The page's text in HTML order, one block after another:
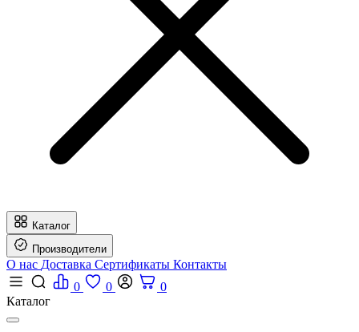
Каталог
Производители
О нас Доставка Сертификаты Контакты
0
0
0
Каталог